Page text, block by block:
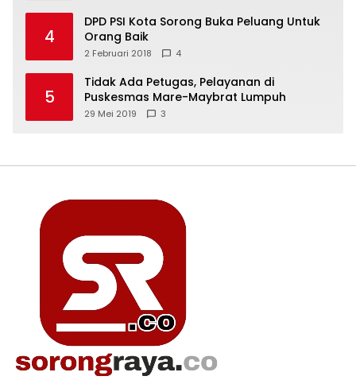
4
DPD PSI Kota Sorong Buka Peluang Untuk
Orang Baik
2 Februari 2018 4
5
Tidak Ada Petugas, Pelayanan di
Puskesmas Mare-Maybrat Lumpuh
29 Mei 2019 3